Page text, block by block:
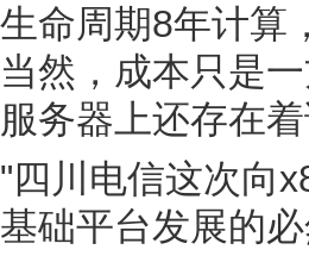
生命周期8年计算
当然，成本只是
服务器上还存在着
"四川电信这次向
基础平台发展的